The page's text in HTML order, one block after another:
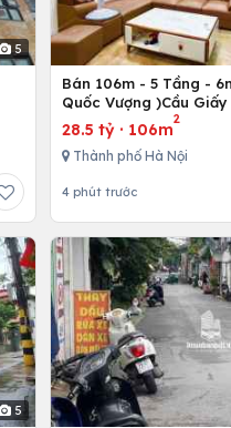
5
Bán 106m - 5 Tầng -
Quốc Vượng )Cầu Giấy
28.5 tỷ· 106m
2
Thành phố Hà Nội
4 phút trước
5